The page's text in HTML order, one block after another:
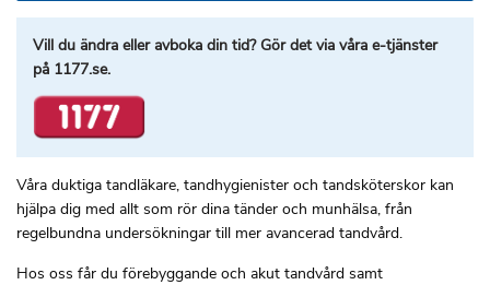
Vill du ändra eller avboka din tid? Gör det via våra e-tjänster
på 1177.se.
Våra duktiga tandläkare, tandhygienister och tandsköterskor kan
hjälpa dig med allt som rör dina tänder och munhälsa, från
regelbundna undersökningar till mer avancerad tandvård.
Hos oss får du förebyggande och akut tandvård samt